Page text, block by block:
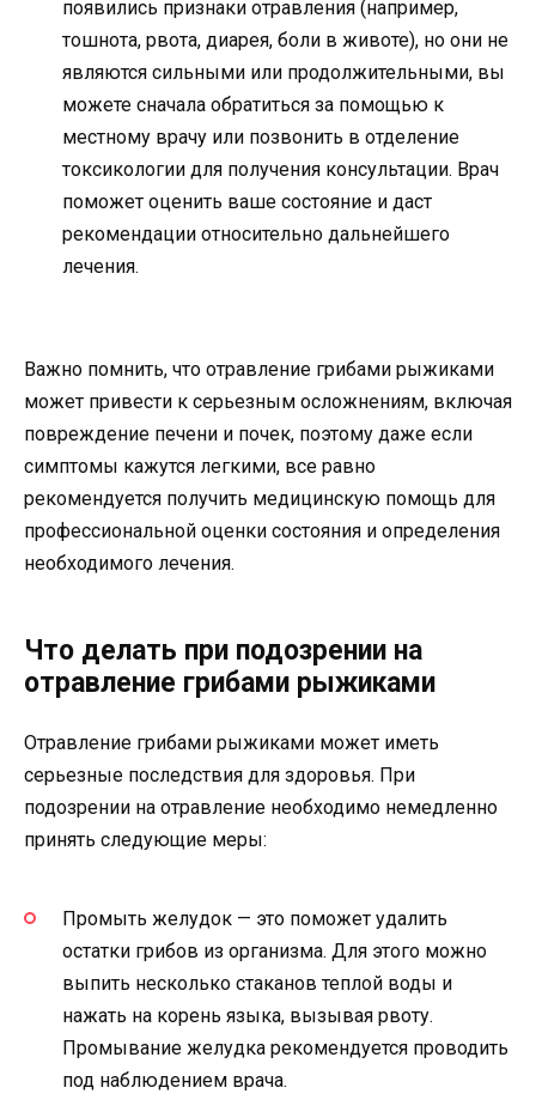
появились признаки отравления (например,
тошнота, рвота, диарея, боли в животе), но они не
являются сильными или продолжительными, вы
можете сначала обратиться за помощью к
местному врачу или позвонить в отделение
токсикологии для получения консультации. Врач
поможет оценить ваше состояние и даст
рекомендации относительно дальнейшего
лечения.
Важно помнить, что отравление грибами рыжиками
может привести к серьезным осложнениям, включая
повреждение печени и почек, поэтому даже если
симптомы кажутся легкими, все равно
рекомендуется получить медицинскую помощь для
профессиональной оценки состояния и определения
необходимого лечения.
Что делать при подозрении на
отравление грибами рыжиками
Отравление грибами рыжиками может иметь
серьезные последствия для здоровья. При
подозрении на отравление необходимо немедленно
принять следующие меры:
Промыть желудок — это поможет удалить
остатки грибов из организма. Для этого можно
выпить несколько стаканов теплой воды и
нажать на корень языка, вызывая рвоту.
Промывание желудка рекомендуется проводить
под наблюдением врача.